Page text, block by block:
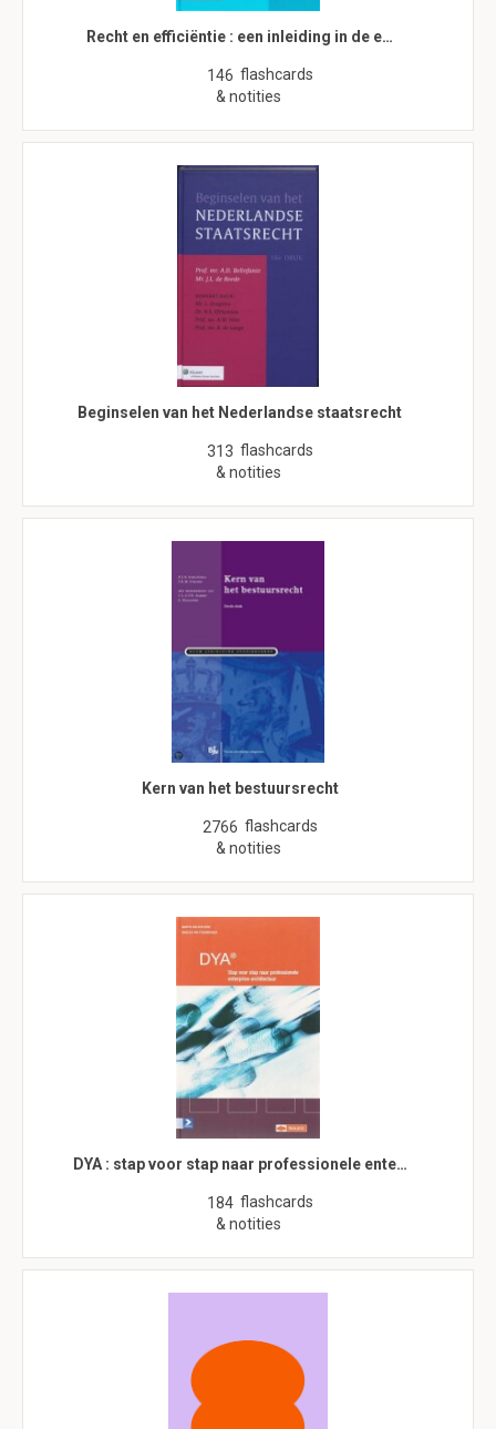
Recht en efficiëntie : een inleiding in de e…
146 flashcards
& notities
Beginselen van het Nederlandse staatsrecht
313 flashcards
& notities
Kern van het bestuursrecht
2766 flashcards
& notities
DYA : stap voor stap naar professionele ente…
184 flashcards
& notities